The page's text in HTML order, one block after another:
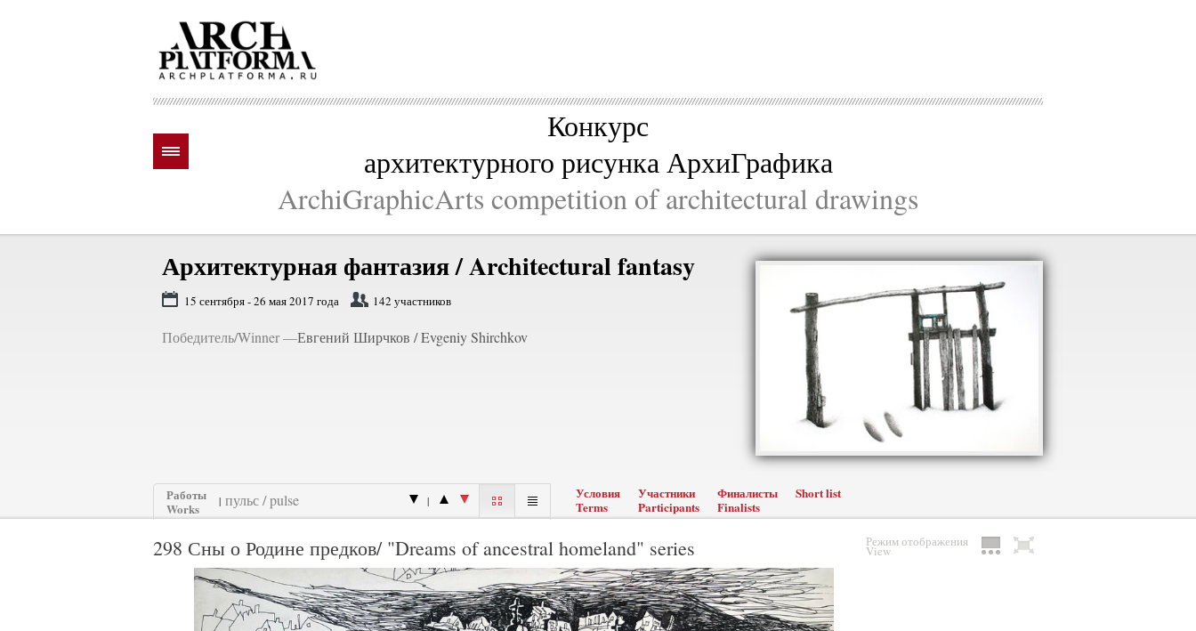
Конкурс
архитектурного рисунка АрхиГрафика
ArchiGraphicArts competition of architectural drawings
Архитектурная фантазия / Architectural fantasy
15 сентября - 26 мая 2017 года 142 участников
Победитель/Winner —Евгений Ширчков / Evgeniy Shirchkov
Работы
Works
| |
Условия
Terms
Участники
Participants
Финалисты
Finalists
Short list
298 Сны о Родине предков/ "Dreams of ancestral homeland" series Режим отображения
View